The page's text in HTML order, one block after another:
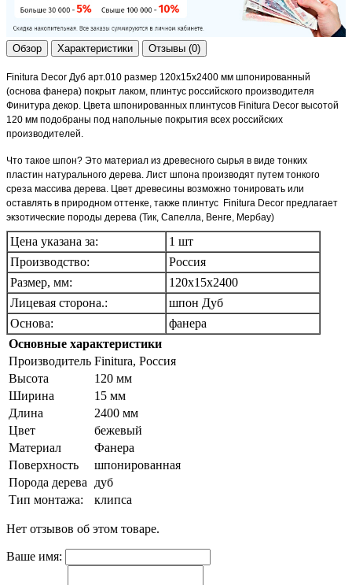
Обзор Характеристики Отзывы (0)
Finitura Decor Дуб арт.010 размер 120х15х2400 мм шпонированный
(основа фанера) покрыт лаком, плинтус российского производителя
Финитура декор. Цвета шпонированных плинтусов Finitura Decor высотой
120 мм подобраны под напольные покрытия всех российских
производителей.
Что такое шпон? Это материал из древесного сырья в виде тонких
пластин натурального дерева. Лист шпона производят путем тонкого
среза массива дерева. Цвет древесины возможно тонировать или
оставлять в природном оттенке, также плинтус Finitura Decor предлагает
экзотические породы дерева (Тик, Сапелла, Венге, Мербау)
Цена указана за:
1 шт
Производство:
Россия
Размер, мм:
120х15х2400
Лицевая сторона.:
шпон Дуб
Основа:
фанера
Основные характеристики
Производитель Finitura, Россия
Высота
120 мм
Ширина
15 мм
Длина
2400 мм
Цвет
бежевый
Материал
Фанера
Поверхность
шпонированная
Порода дерева
дуб
Тип монтажа:
клипса
Нет отзывов об этом товаре.
Ваше имя: